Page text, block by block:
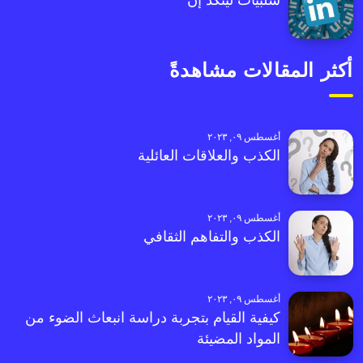
أكثر المقالات مشاهدةً
أغسطس ٠٩, ٢٠٢٣
الكذب والعلاقات العائلية
أغسطس ٠٩, ٢٠٢٣
الكذب والتفاهم الثقافي
أغسطس ٠٩, ٢٠٢٣
كيفية القيام بتجربة دراسة انبعاث الضوء من
المواد المضيئة